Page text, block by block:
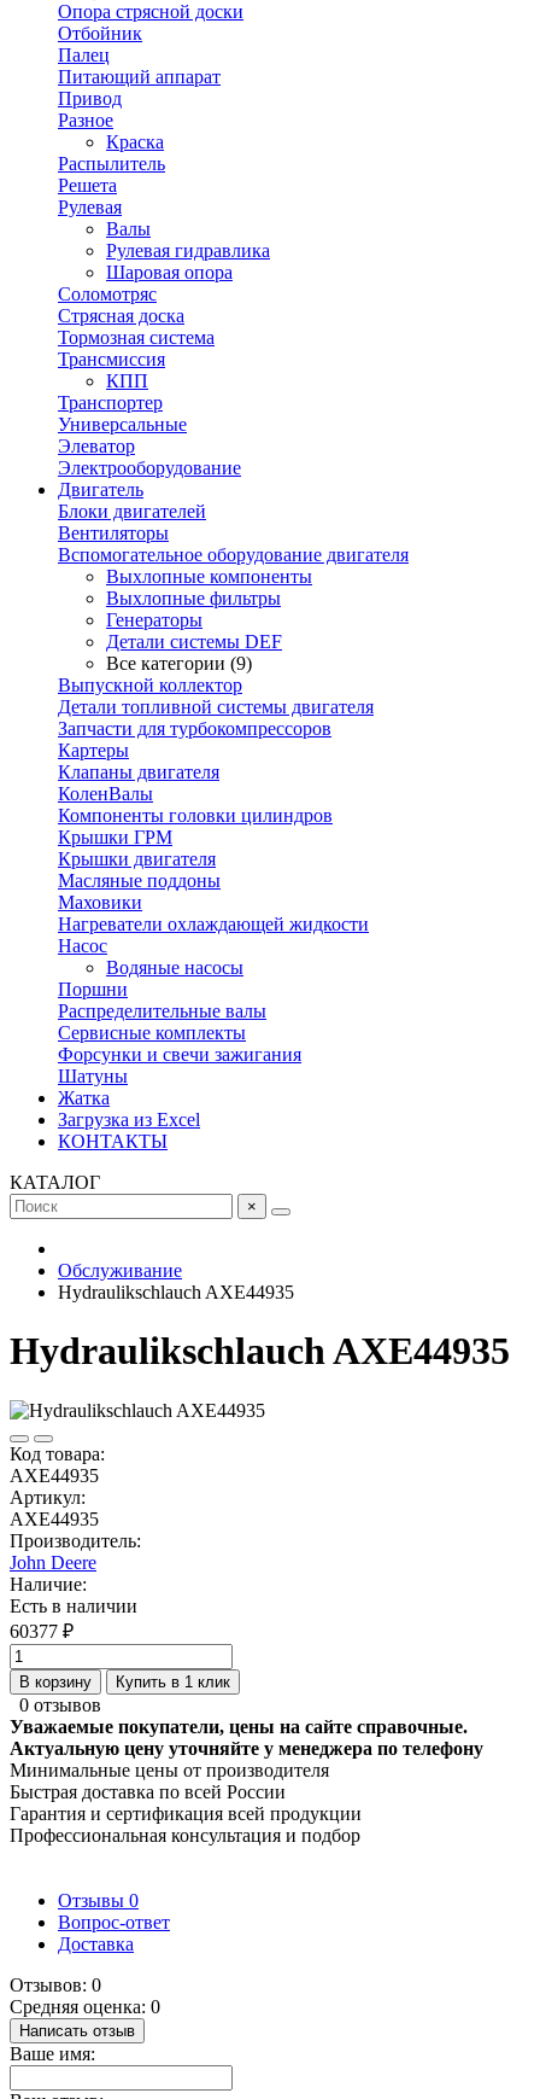
Опора стрясной доски
Отбойник
Палец
Питающий аппарат
Привод
Разное
Краска
Распылитель
Решета
Рулевая
Валы
Рулевая гидравлика
Шаровая опора
Соломотряс
Стрясная доска
Тормозная система
Трансмиссия
КПП
Транспортер
Универсальные
Элеватор
Электрооборудование
Двигатель
Блоки двигателей
Вентиляторы
Вспомогательное оборудование двигателя
Выхлопные компоненты
Выхлопные фильтры
Генераторы
Детали системы DEF
Все категории (9)
Выпускной коллектор
Детали топливной системы двигателя
Запчасти для турбокомпрессоров
Картеры
Клапаны двигателя
КоленВалы
Компоненты головки цилиндров
Крышки ГРМ
Крышки двигателя
Масляные поддоны
Маховики
Нагреватели охлаждающей жидкости
Насос
Водяные насосы
Поршни
Распределительные валы
Сервисные комплекты
Форсунки и свечи зажигания
Шатуны
Жатка
Загрузка из Excel
КОНТАКТЫ
КАТАЛОГ
×
Обслуживание
Hydraulikschlauch AXE44935
Hydraulikschlauch AXE44935
Код товара:
AXE44935
Артикул:
AXE44935
Производитель:
John Deere
Наличие:
Есть в наличии
60377 ₽
В корзину Купить в 1 клик
0 отзывов
Уважаемые покупатели, цены на сайте справочные.
Актуальную цену уточняйте у менеджера по телефону
Минимальные цены от производителя
Быстрая доставка по всей России
Гарантия и сертификация всей продукции
Профессиональная консультация и подбор
Отзывы 0
Вопрос-ответ
Доставка
Отзывов: 0
Средняя оценка: 0
Написать отзыв
Ваше имя: